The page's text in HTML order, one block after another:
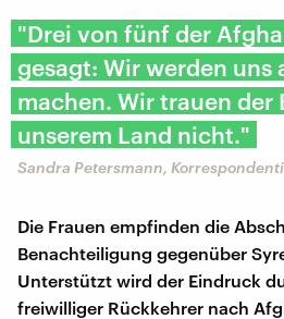
"Drei von fünf der
gesagt: Wir werden uns
machen. Wir trauen der
unserem Land nicht."
Sandra Petersmann,
Die Frauen empfinden die
Benachteiligung gegenüber
Unterstützt wird der Eindruck
freiwilliger Rückkehrer nach